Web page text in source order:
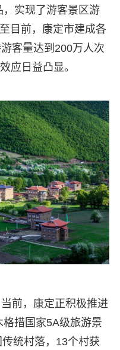
实现了游客景区游
目前，康定市建成各
客量达到200万人次
应日益凸显。
前，康定正积极推进
格措国家5A级旅游景
统村落，13个村获